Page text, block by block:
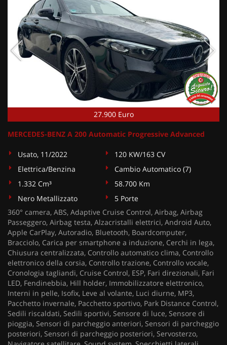
27.900 Euro
MERCEDES-BENZ A 200 Automatic Progressive Advanced
Usato, 11/2022
120 KW/163 CV
Elettrica/Benzina
Cambio Automatico (7)
1.332 Cm³
58.700 Km
Nero Metallizzato
5 Porte
360° camera, ABS, Adaptive Cruise Control, Airbag, Airbag
Passeggero, Airbag testa, Alzacristalli elettrici, Android Auto,
Apple CarPlay, Autoradio, Bluetooth, Boardcomputer,
Bracciolo, Carica per smartphone a induzione, Cerchi in lega,
Chiusura centralizzata, Controllo automatico clima, Controllo
elettronico della corsia, Controllo trazione, Controllo vocale,
Cronologia tagliandi, Cruise Control, ESP, Fari direzionali, Fari
LED, Fendinebbia, Hill holder, Immobilizzatore elettronico,
Interni in pelle, Isofix, Leve al volante, Luci diurne, MP3,
Pacchetto invernale, Pacchetto sportivo, Park Distance Control,
Sedili riscaldati, Sedili sportivi, Sensore di luce, Sensore di
pioggia, Sensori di parcheggio anteriori, Sensori di parcheggio
posteriori, Sensori di parcheggio posteriori, Servosterzo,